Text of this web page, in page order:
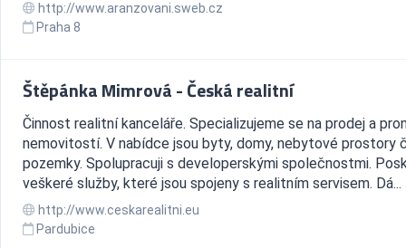
http://www.aranzovani.sweb.cz
Praha 8
Štěpánka Mimrová - Česká realitní
Činnost realitní kanceláře. Specializujeme se na prodej a
nemovitostí. V nabídce jsou byty, domy, nebytové prostory
pozemky. Spolupracuji s developerskými společnostmi.
veškeré služby, které jsou spojeny s realitním servisem. Dá...
http://www.ceskarealitni.eu
Pardubice